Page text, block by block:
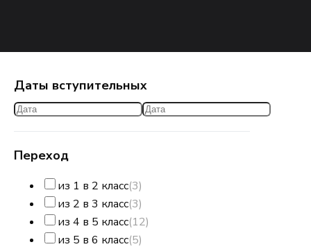
Даты вступительных
Переход
из 1 в 2 класс(3)
из 2 в 3 класс(3)
из 4 в 5 класс(12)
из 5 в 6 класс(5)